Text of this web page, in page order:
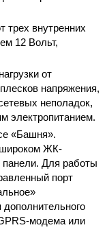
трех внутренних
12 Вольт,
от
напряжения,
неполадок,
электропитанием.
«Башня».
ЖК-
Для работы
порт
модема или